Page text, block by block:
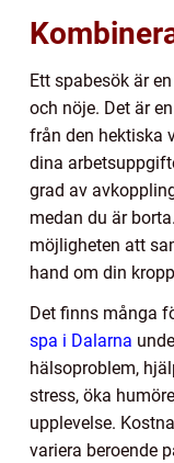
Ett spabesök är
och nöje. Det är
från den hektiska
dina
grad av
medan du är
möjligheten att
hand om din
Det finns många
spa i Dalarna
hälsoproblem,
stress, öka
upplevelse.
variera beroende